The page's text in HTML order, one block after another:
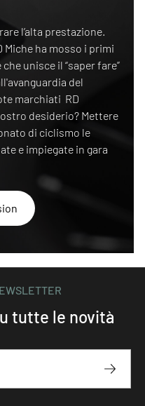
l’alta prestazione.
Miche ha mosso i primi
unisce il “saper fare”
del
marchiati RD
desiderio? Mettere
di ciclismo le
e impiegate in gara
tutte le novità
Iscriviti